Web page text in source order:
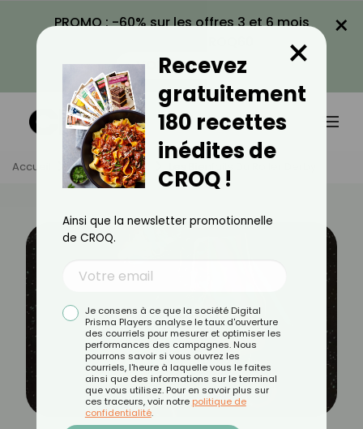
PROMO : -60% sur les offres 3 et 6 mois
VOIR LA PROMO
×
Accueil Actus Sport Les Bienfaits Du Roller Derby
Recevez
gratuitement
180 recettes
inédites de
CROQ !
×
Ainsi que la newsletter promotionnelle
de CROQ.
Je consens à ce que la société Digital
Prisma Players analyse le taux d'ouverture
des courriels pour mesurer et optimiser les
performances des campagnes. Nous
pourrons savoir si vous ouvrez les
courriels, l'heure à laquelle vous le faites
ainsi que des informations sur le terminal
que vous utilisez. Pour en savoir plus sur
ces traceurs, voir notre politique de
confidentialité.